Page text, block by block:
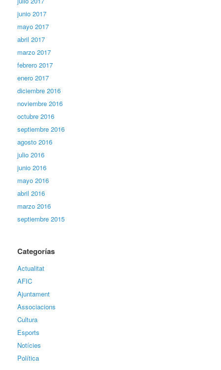
junio 2017
mayo 2017
abril 2017
marzo 2017
febrero 2017
enero 2017
diciembre 2016
noviembre 2016
octubre 2016
septiembre 2016
agosto 2016
julio 2016
junio 2016
mayo 2016
abril 2016
marzo 2016
septiembre 2015
Categorías
Actualitat
AFIC
Ajuntament
Associacions
Cultura
Esports
Notícies
Política